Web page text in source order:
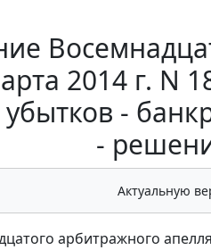
2014 г.
-
-
Актуальную
арбитражного